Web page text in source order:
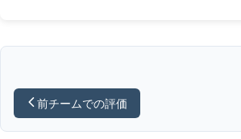
前チームでの評価